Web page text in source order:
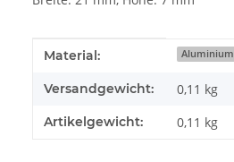
Produkteigenschaft
Wert
Material: Aluminium
Versandgewicht: 0,11 kg
Artikelgewicht: 0,11 kg